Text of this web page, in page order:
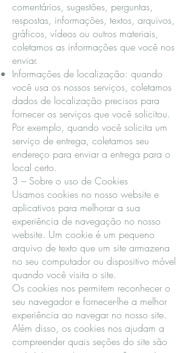
comentários, sugestões, perguntas,
respostas, informações, textos, arquivos,
gráficos, vídeos ou outros materiais,
coletamos as informações que você nos
enviar.
Informações de localização: quando
você usa os nossos serviços, coletamos
dados de localização precisos para
fornecer os serviços que você solicitou.
Por exemplo, quando você solicita um
serviço de entrega, coletamos seu
endereço para enviar a entrega para o
local certo.
3 – Sobre o uso de Cookies
Usamos cookies no nosso website e
aplicativos para melhorar a sua
experiência de navegação no nosso
website. Um cookie é um pequeno
arquivo de texto que um site armazena
no seu computador ou dispositivo móvel
quando você visita o site.
Os cookies nos permitem reconhecer o
seu navegador e fornecer-lhe a melhor
experiência ao navegar no nosso site.
Além disso, os cookies nos ajudam a
compreender quais seções do site são